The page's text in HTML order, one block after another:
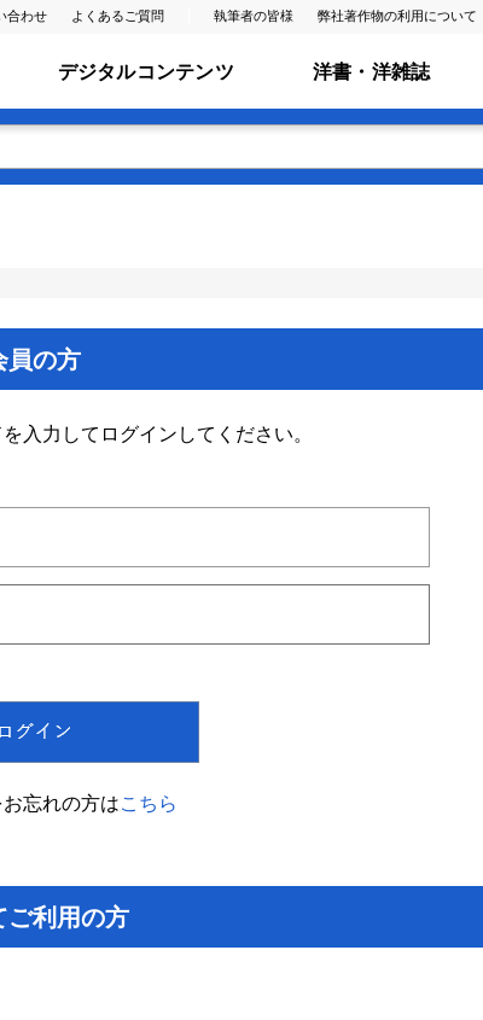
合わせ よくあるご質問 執筆者の皆様 弊社著作物の利用について
デジタルコンテンツ 洋書・洋雑誌
員の方
入力してログインしてください。
忘れの方はこちら
ご利用の方